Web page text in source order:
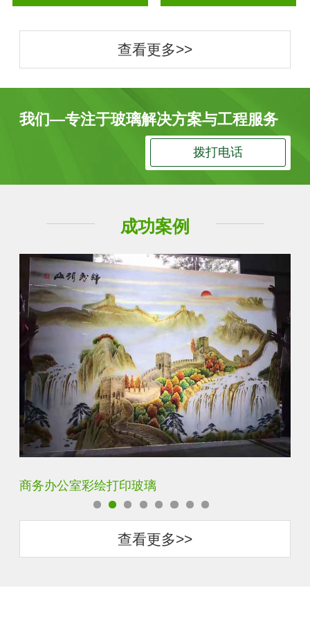
查看更多>>
我们—专注于玻璃解决方案与工程服务
拨打电话
成功案例
定制透明静电UV打印加工
查看更多>>